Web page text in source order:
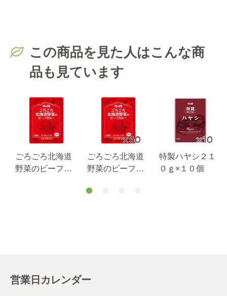
この商品を見た人はこんな商
品も見ています
ごろごろ北海道
野菜のビーフカ
ごろごろ北海道
野菜のビーフカ
０個（1ケース）
特製ハヤシ２１
０ｇ×１０個
営業日カレンダー